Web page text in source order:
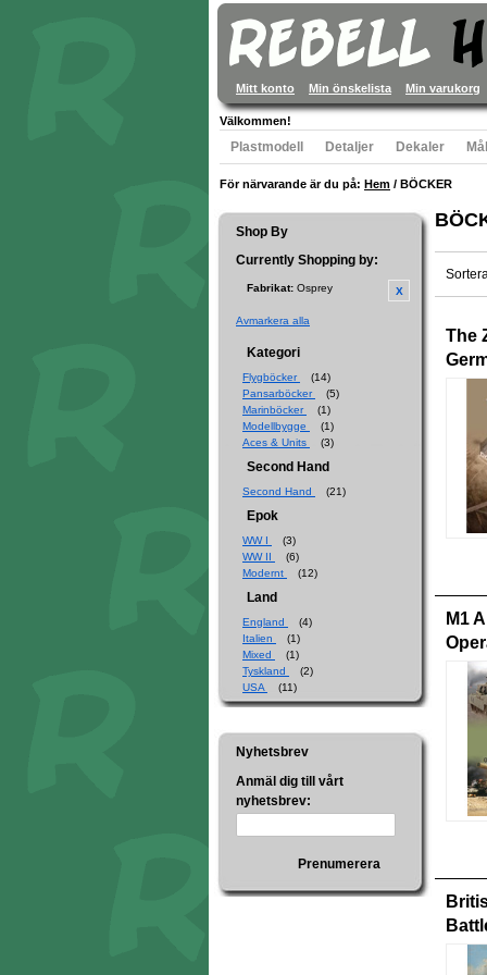
Mitt konto Min önskelista Min varukorg
Välkommen!
Plastmodell Detaljer Dekaler
För närvarande är du på: Hem / BÖCKER
Shop By
Currently Shopping by:
Fabrikat: Osprey
Avmarkera alla
Kategori
Flygböcker
(14)
Pansarböcker
(5)
Marinböcker
(1)
Modellbygge
(1)
Aces & Units
(3)
Second Hand
Second Hand (21)
Epok
WW I
(3)
WW II
(6)
Modernt
(12)
Land
England
(4)
Italien
(1)
Mixed
(1)
Tyskland
(2)
USA
(11)
The
M1
Nyhetsbrev
Anmäl dig till vårt
nyhetsbrev:
Prenumerera